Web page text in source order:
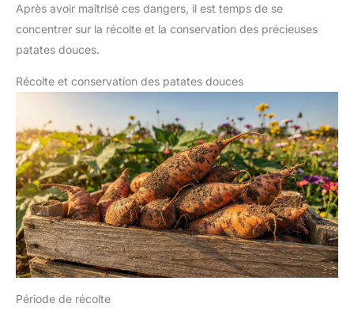
Après avoir maîtrisé ces dangers, il est temps de se
concentrer sur la récolte et la conservation des précieuses
patates douces.
Récolte et conservation des patates douces
Période de récolte